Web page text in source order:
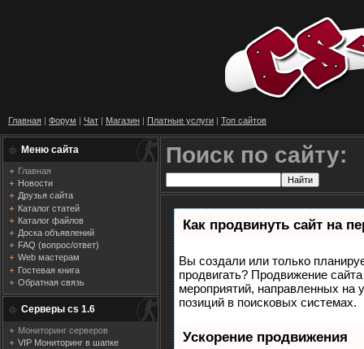
Главная | Форум | Чат | Магазин | Платные услуги | Топ сайтов
Меню сайта
Главная
Новости
Друзья сайта
Каталог статей
Каталог файлов
Доска объявлений
FAQ (вопрос/ответ)
Web мастерам
Гостевая книга
Обратная связь
Серверы cs 1.6
Мониторинг серверов
VIP Мониторинг в шапке
Поиск по сайту:
Как продвинуть сайт на
Вы создали или только
продвигать? Продвижение
мероприятий, направленных на
позиций в поисковых системах.
Ускорение продвижения